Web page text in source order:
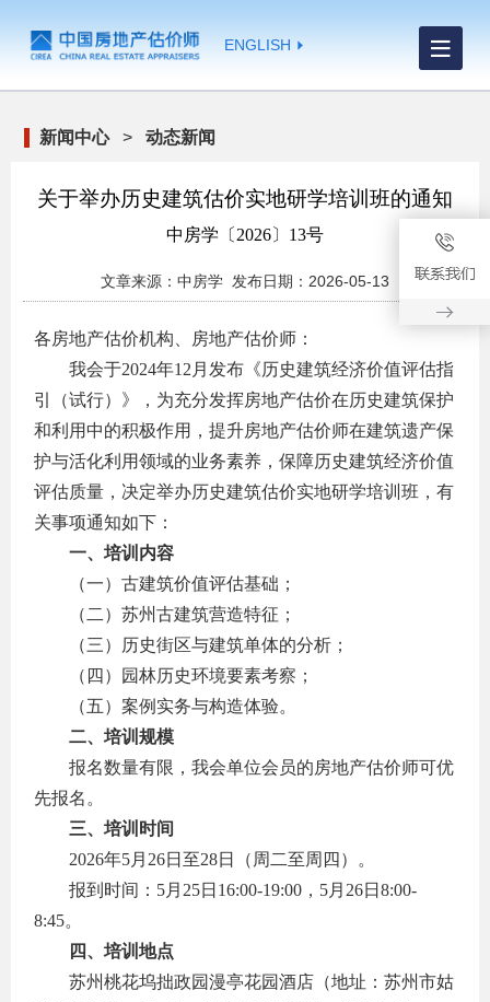
ENGLISH
新闻中心> 动态新闻
关于举办历史建筑估价实地研学培训班的通知
中房学〔2026〕13号
文章来源：中房学 发布日期：2026-05-13
各房地产估价机构、房地产估价师：
我会于2024年12月发布《历史建筑经济价值评估指
引（试行）》，为充分发挥房地产估价在历史建筑保护
和利用中的积极作用，提升房地产估价师在建筑遗产保
护与活化利用领域的业务素养，保障历史建筑经济价值
评估质量，决定举办历史建筑估价实地研学培训班，有
关事项通知如下：
一、培训内容
（一）古建筑价值评估基础；
（二）苏州古建筑营造特征；
（三）历史街区与建筑单体的分析；
（四）园林历史环境要素考察；
（五）案例实务与构造体验。
二、培训规模
报名数量有限，我会单位会员的房地产估价师可优
先报名。
三、培训时间
2026年5月26日至28日（周二至周四）。
报到时间：5月25日16:00-19:00，5月26日8:00-
8:45。
四、培训地点
苏州桃花坞拙政园漫亭花园酒店（地址：苏州市姑